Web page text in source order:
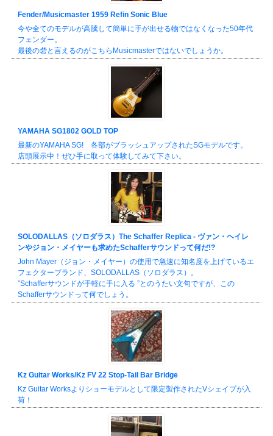
Fender/Musicmaster 1959 Refin Sonic Blue
今や全てのモデルが高騰して簡単に手が出せる物ではなくなった50年代
フェンダー。
最後の砦と言えるのがこちらMusicmasterではないでしょうか。
YAMAHA SG1802 GOLD TOP
最新のYAMAHA SG! 各部がブラッシュアップされたSGモデルです。
店頭展示中！ぜひ手に取って体験してみて下さい。
SOLODALLAS（ソロダラス）The Schaffer Replica - ヴァン・ヘイレ
ンやジョン・メイヤーも求めたSchafferサウンドって何だ!?
John Mayer（ジョン・メイヤー）の使用で急速に知名度を上げているエ
フェクターブランド、SOLODALLAS（ソロダラス）。
”Schafferサウンドが手軽に手に入る ”とのうたい文句ですが、この
Schafferサウンドって何でしょう。
Kz Guitar Works/Kz FV 22 Stop-Tail Bar Bridge
Kz Guitar Worksよりショーモデルとして限定製作されたVシェイプが入
荷！